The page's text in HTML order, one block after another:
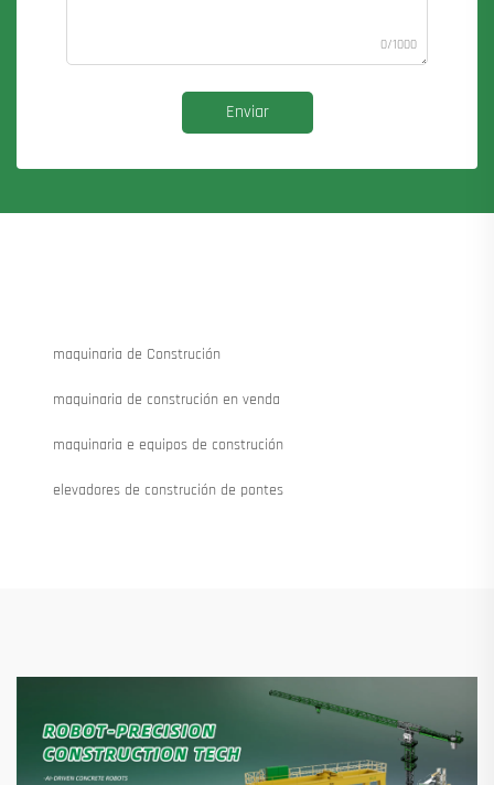
0/1000
Enviar
maquinaria de Construción
maquinaria de construción en venda
maquinaria e equipos de construción
elevadores de construción de pontes